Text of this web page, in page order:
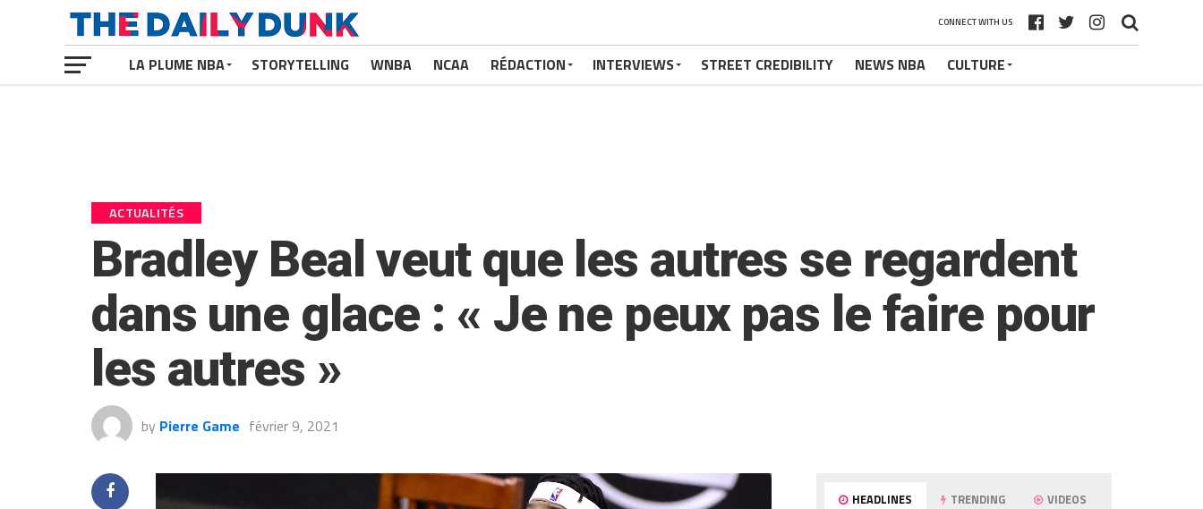
CONNECT WITH US
LA PLUME NBA STORYTELLING WNBA NCAA RÉDACTION INTERVIEWS STREET CREDIBILITY NEWS NBA CULTURE
ACTUALITÉS
Bradley Beal veut que les autres se regardent
dans une glace : « Je ne peux pas le faire pour
les autres »
by Pierre Game février 9, 2021
HEADLINES TRENDING VIDEOS